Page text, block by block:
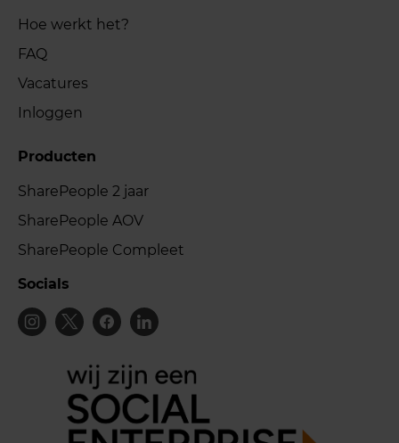
Hoe werkt het?
FAQ
Vacatures
Inloggen
Producten
SharePeople 2 jaar
SharePeople AOV
SharePeople Compleet
Socials